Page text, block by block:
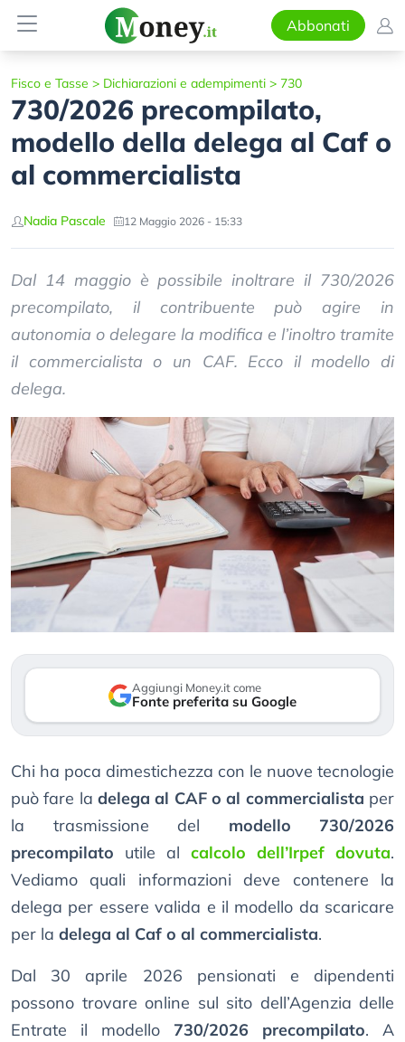
Abbonati
Fisco e Tasse > Dichiarazioni e adempimenti > 730
730/2026 precompilato,
modello della delega al Caf o
al commercialista
Nadia Pascale 12 Maggio 2026 - 15:33
Dal 14 maggio è possibile inoltrare il 730/2026
precompilato, il contribuente può agire in
autonomia o delegare la modifica e l’inoltro tramite
il commercialista o un CAF. Ecco il modello di
delega.
Aggiungi Money.it come
Fonte preferita su Google
Chi ha poca dimestichezza con le nuove tecnologie
può fare la delega al CAF o al commercialista per
la trasmissione del modello 730/2026
precompilato utile al calcolo dell’Irpef dovuta.
Vediamo quali informazioni deve contenere la
delega per essere valida e il modello da scaricare
per la delega al Caf o al commercialista.
Dal 30 aprile 2026 pensionati e dipendenti
possono trovare online sul sito dell’Agenzia delle
Entrate il modello 730/2026 precompilato. A